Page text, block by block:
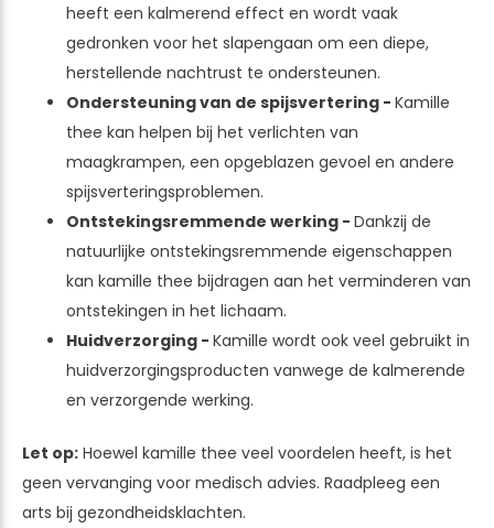
heeft een kalmerend effect en wordt vaak
gedronken voor het slapengaan om een diepe,
herstellende nachtrust te ondersteunen.
Ondersteuning van de spijsvertering - Kamille
thee kan helpen bij het verlichten van
maagkrampen, een opgeblazen gevoel en andere
spijsverteringsproblemen.
Ontstekingsremmende werking - Dankzij de
natuurlijke ontstekingsremmende eigenschappen
kan kamille thee bijdragen aan het verminderen van
ontstekingen in het lichaam.
Huidverzorging - Kamille wordt ook veel gebruikt in
huidverzorgingsproducten vanwege de kalmerende
en verzorgende werking.
Let op: Hoewel kamille thee veel voordelen heeft, is het
geen vervanging voor medisch advies. Raadpleeg een
arts bij gezondheidsklachten.